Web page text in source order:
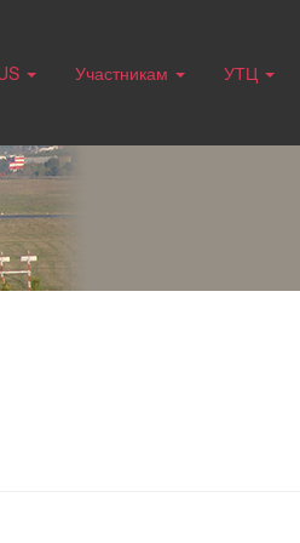
Участникам УТЦ